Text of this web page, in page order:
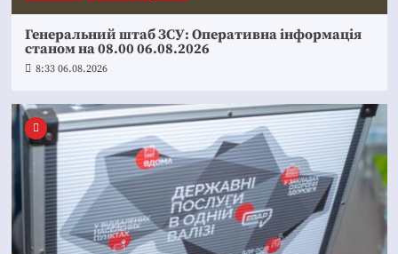
Генеральний штаб ЗСУ: Оперативна інформація
станом на 08.00 06.08.2026
8:33 06.08.2026